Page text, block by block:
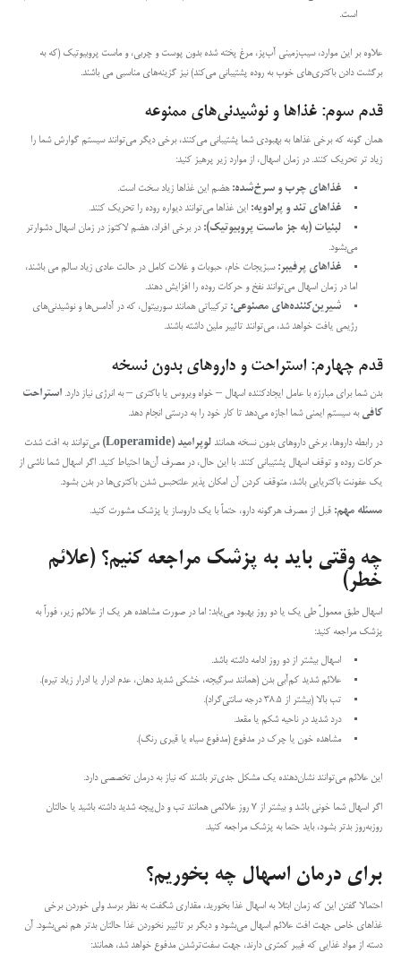
است.
علاوه بر این موارد، سیب‌زمینی آب‌پز، مرغ پخته شده بدون پوست و چربی، و ماست پروبیوتیک (که به
برگشت دادن باکتری‌های خوب به روده پشتیبانی می‌کند) نیز گزینه‌های مناسبی می باشند.
قدم سوم: غذاها و نوشیدنی‌های ممنوعه
همان گونه که برخی غذاها به بهبودی شما پشتیبانی می‌کنند، برخی دیگر می‌توانند سیستم گوارش شما را
زیاد تر تحریک کنند. در زمان اسهال، از موارد زیر پرهیز کنید:
غذاهای چرب و سرخ‌شده: هضم این غذاها زیاد سخت است.
غذاهای تند و پرادویه: این غذاها می‌توانند دیواره روده را تحریک کنند.
لبنیات (به جز ماست پروبیوتیک): در برخی افراد، هضم لاکتوز در زمان اسهال دشوارتر
می‌بشود.
غذاهای پرفیبر : سبزیجات خام، حبوبات و غلات کامل در حالت عادی زیاد سالم می باشند،
اما در زمان اسهال می‌توانند نفخ و حرکات روده را افزایش دهند.
شیرین‌کننده‌های مصنوعی: ترکیباتی همانند سوربیتول، که در آدامس‌ها و نوشیدنی‌های
رژیمی یافت خواهد شد، می‌توانند تاثییر ملین داشته باشند.
قدم چهارم: استراحت و داروهای بدون نسخه
بدن شما برای مبارزه با عامل ایجادکننده اسهال – خواه ویروس یا باکتری – به انرژی نیاز دارد. استراحت
کافی به سیستم ایمنی شما اجازه می‌دهد تا کار خود را به درستی انجام دهد.
در رابطه داروها، برخی داروهای بدون نسخه همانند لوپرامید (Loperamide)
می‌توانند به افت شدت
حرکات روده و توقف اسهال پشتیبانی کنند. با این حال، در مصرف آن‌ها احتیاط کنید. اگر اسهال شما ناشی از
یک عفونت باکتریایی باشد، متوقف کردن آن امکان پذیر علتحبس شدن باکتری‌ها در بدن بشود.
مسئله مهم: قبل از مصرف هرگونه دارو، حتماً با یک داروساز یا پزشک مشورت کنید.
چه وقتی باید به پزشک مراجعه کنیم؟ (علائم
خطر)
اسهال طبق معمولً طی یک یا دو روز بهبود می‌یابد؛ اما در صورت مشاهده هر یک از علائم زیر، فوراً به
پزشک مراجعه کنید:
اسهال بیشتر از دو روز ادامه داشته باشد.
علائم شدید کم‌آبی بدن (همانند سرگیجه، خشکی شدید دهان، عدم ادرار یا ادرار زیاد تیره).
تب بالا (بیشتر از ۳۸.۵ درجه سانتی‌گراد).
درد شدید در ناحیه شکم یا مقعد.
مشاهده خون یا چرک در مدفوع (مدفوع سیاه یا قیری رنگ).
این علائم می‌توانند نشان‌دهنده یک مشکل جدی‌تر باشند که نیاز به درمان تخصصی دارد.
اگر اسهال شما خونی باشد و بیشتر از ۷ روز علائمی همانند تب و دل‌پیچه‌ شدید داشته باشید یا حالتان
روزبه‌روز بدتر بشود، باید حتما به پزشک مراجعه کنید.
برای درمان اسهال چه بخوریم؟
احتمالا گفتن این که زمان ابتلا به اسهال غذا بخورید، مقداری شگفت به‌ نظر برسد ولی خوردن برخی
غذاهای خاص جهت افت علائم اسهال می‌بشود و دیگر بر تاثییر نخوردن غذا حالتان بدتر هم نمی‌بشود. آن
دسته از مواد غذایی که فیبر کمتری دارند، جهت سفت‌ترشدن مدفوع خواهد شد، همانند: